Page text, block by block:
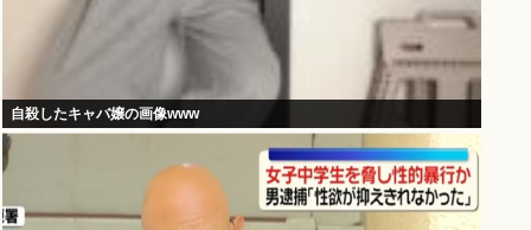
自殺したキャバ嬢の画像www